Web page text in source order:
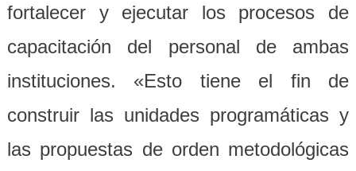
fortalecer y ejecutar los procesos de
capacitación del personal de ambas
instituciones. «Esto tiene el fin de
construir las unidades programáticas y
las propuestas de orden metodológicas